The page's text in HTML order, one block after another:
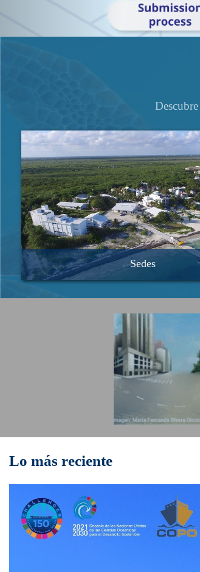
Sedes
Ecología y Biodiversidad Acuática, en
Procesos Oceánicos y Costeros, en
Unidad Académica Sistemas Arrecifales, en
Quintana Roo
Estación "El Carmen", en Ciudad del
Lo más reciente